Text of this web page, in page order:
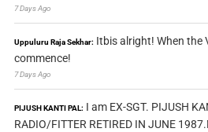
7 Days Ago
Uppuluru Raja Sekhar: Itbis alright! When the
commence!
7 Days Ago
PIJUSH KANTI PAL: I am EX-SGT. PIJUSH
RADIO/FITTER RETIRED IN JUNE